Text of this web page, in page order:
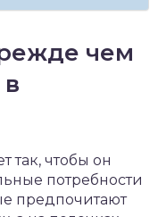
чем
так, чтобы он
потребности
предпочитают